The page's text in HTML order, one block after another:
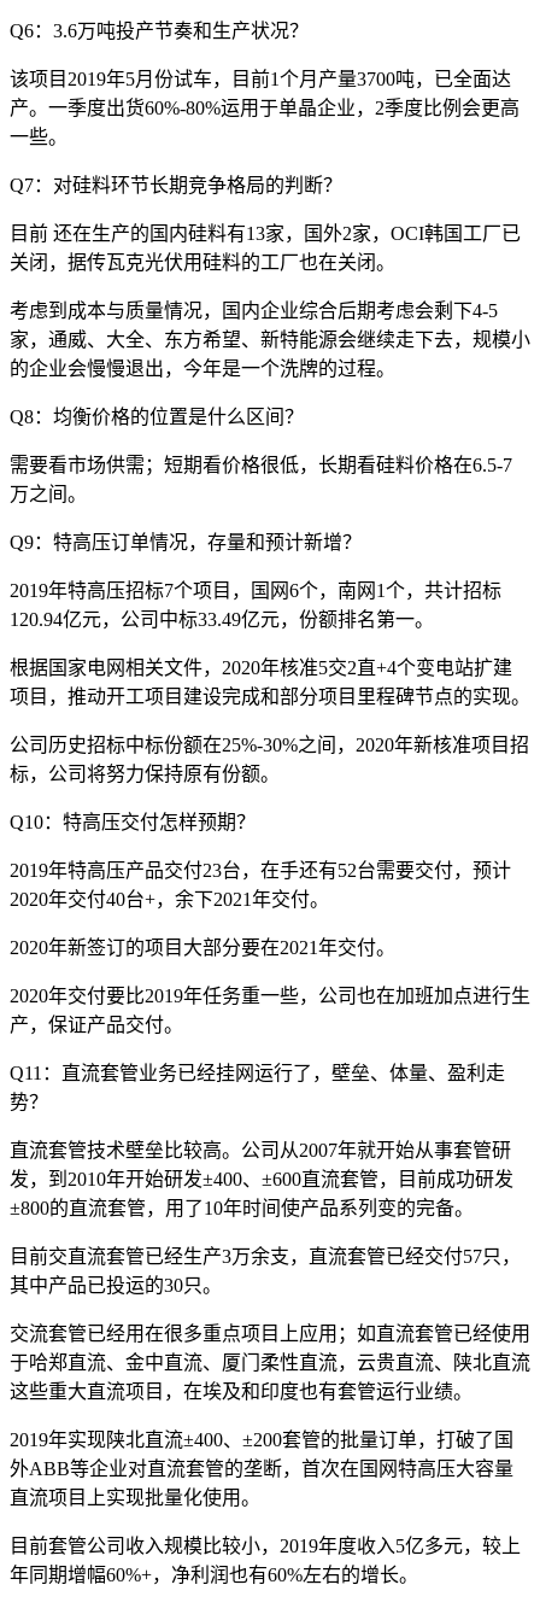
Q6：3.6万吨投产节奏和生产状况？
该项目2019年5月份试车，目前1个月产量3700吨，已全面达
产。一季度出货60%-80%运用于单晶企业，2季度比例会更高
一些。
Q7：对硅料环节长期竞争格局的判断？
目前 还在生产的国内硅料有13家，国外2家，OCI韩国工厂已
关闭，据传瓦克光伏用硅料的工厂也在关闭。
考虑到成本与质量情况，国内企业综合后期考虑会剩下4-5
家，通威、大全、东方希望、新特能源会继续走下去，规模小
的企业会慢慢退出，今年是一个洗牌的过程。
Q8：均衡价格的位置是什么区间？
需要看市场供需；短期看价格很低，长期看硅料价格在6.5-7
万之间。
Q9：特高压订单情况，存量和预计新增？
2019年特高压招标7个项目，国网6个，南网1个，共计招标
120.94亿元，公司中标33.49亿元，份额排名第一。
根据国家电网相关文件，2020年核准5交2直+4个变电站扩建
项目，推动开工项目建设完成和部分项目里程碑节点的实现。
公司历史招标中标份额在25%-30%之间，2020年新核准项目招
标，公司将努力保持原有份额。
Q10：特高压交付怎样预期？
2019年特高压产品交付23台，在手还有52台需要交付，预计
2020年交付40台+，余下2021年交付。
2020年新签订的项目大部分要在2021年交付。
2020年交付要比2019年任务重一些，公司也在加班加点进行生
产，保证产品交付。
Q11：直流套管业务已经挂网运行了，壁垒、体量、盈利走
势？
直流套管技术壁垒比较高。公司从2007年就开始从事套管研
发，到2010年开始研发±400、±600直流套管，目前成功研发
±800的直流套管，用了10年时间使产品系列变的完备。
目前交直流套管已经生产3万余支，直流套管已经交付57只，
其中产品已投运的30只。
交流套管已经用在很多重点项目上应用；如直流套管已经使用
于哈郑直流、金中直流、厦门柔性直流，云贵直流、陕北直流
这些重大直流项目，在埃及和印度也有套管运行业绩。
2019年实现陕北直流±400、±200套管的批量订单，打破了国
外ABB等企业对直流套管的垄断，首次在国网特高压大容量
直流项目上实现批量化使用。
目前套管公司收入规模比较小，2019年度收入5亿多元，较上
年同期增幅60%+，净利润也有60%左右的增长。